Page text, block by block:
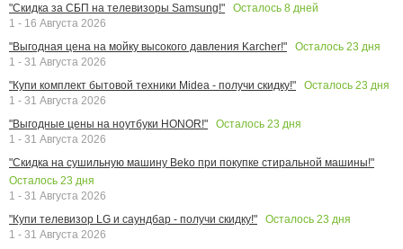
"Скидка за СБП на телевизоры Samsung!"
Осталось 8 дней
1 - 16 Августа 2026
"Выгодная цена на мойку высокого давления Karcher!"
Осталось 23 дня
1 - 31 Августа 2026
"Купи комплект бытовой техники Midea - получи скидку!"
Осталось 23 дня
1 - 31 Августа 2026
"Выгодные цены на ноутбуки HONOR!"
Осталось 23 дня
1 - 31 Августа 2026
"Скидка на сушильную машину Beko при покупке стиральной машины!"
Осталось 23 дня
1 - 31 Августа 2026
"Купи телевизор LG и саундбар - получи скидку!"
Осталось 23 дня
1 - 31 Августа 2026